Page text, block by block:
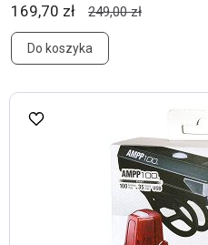
169,70 zł 249,00 zł
Do koszyka